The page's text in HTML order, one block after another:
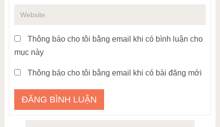
Thông báo cho tôi bằng email khi có bình luận cho
mục này
Thông báo cho tôi bằng email khi có bài đăng mới